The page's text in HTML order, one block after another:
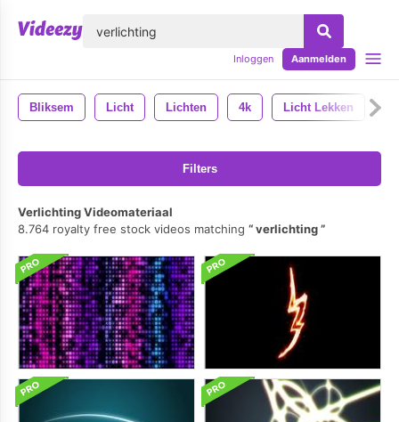
Inloggen Aanmelden
Bliksem Licht Lichten 4k Licht Lekken
Filters
Verlichting Videomateriaal
8.764 royalty free stock videos matching
verlichting